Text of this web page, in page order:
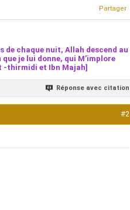
Partager
de chaque nuit, Allah descend au
je lui donne, qui M’implore
-thirmidi et Ibn Majah]
Réponse avec citation
#2